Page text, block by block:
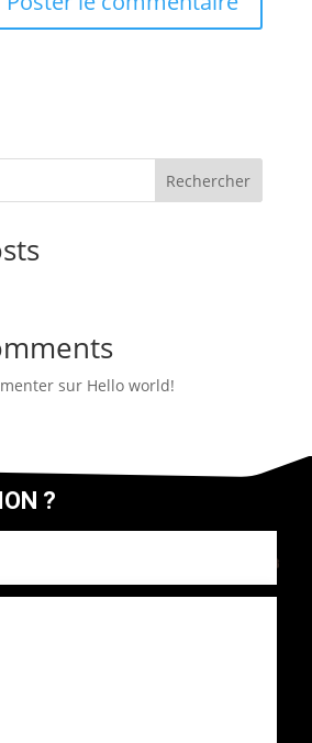
Rechercher
sur Hello world!
?